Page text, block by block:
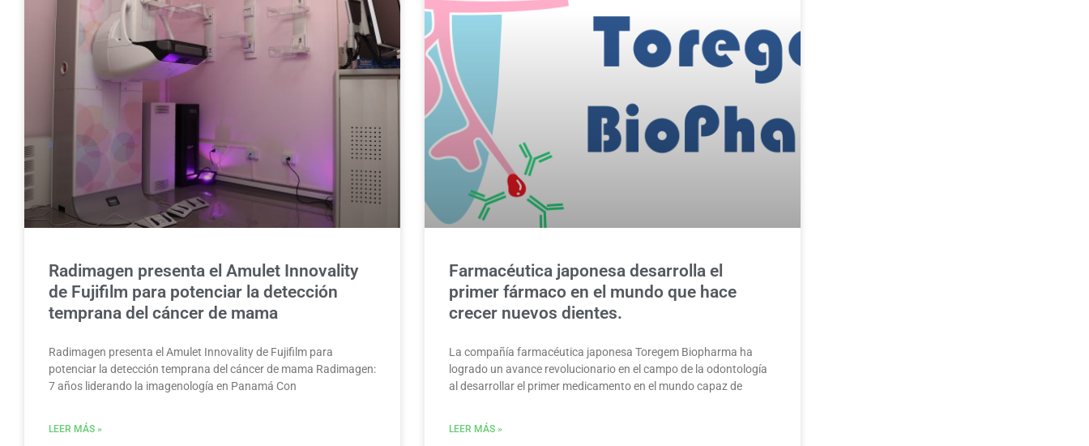
Radimagen presenta el Amulet Innovality
de Fujifilm para potenciar la detección
temprana del cáncer de mama
Radimagen presenta el Amulet Innovality de Fujifilm para
potenciar la detección temprana del cáncer de mama Radimagen:
7 años liderando la imagenología en Panamá Con
LEER MÁS »
Farmacéutica japonesa desarrolla el
primer fármaco en el mundo que hace
crecer nuevos dientes.
La compañía farmacéutica japonesa Toregem Biopharma ha
logrado un avance revolucionario en el campo de la odontología
al desarrollar el primer medicamento en el mundo capaz de
LEER MÁS »